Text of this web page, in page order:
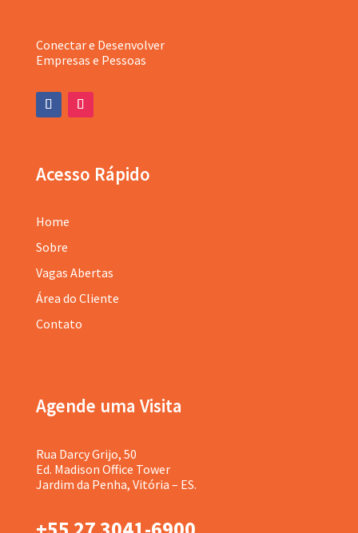
Conectar e Desenvolver
Empresas e Pessoas
Acesso Rápido
Home
Sobre
Vagas Abertas
Área do Cliente
Contato
Agende uma Visita
Rua Darcy Grijo, 50
Ed. Madison Office Tower
Jardim da Penha, Vitória – ES.